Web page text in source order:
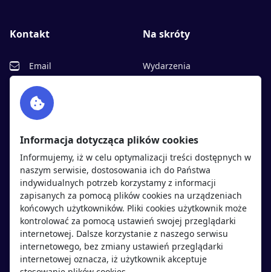
Kontakt
Email
Facebook
Twitter
Na skróty
Wydarzenia
Polityka cookies
Polityka prywatności
Kandydaci
Regulamin kandydata
Oferty pracy
Pracodawcy
Pracodawcy
Regulamin pracodawcy
Dodaj ogłoszenie
Informacja dotycząca plików cookies
Informujemy, iż w celu optymalizacji treści dostępnych w
naszym serwisie, dostosowania ich do Państwa
indywidualnych potrzeb korzystamy z informacji
zapisanych za pomocą plików cookies na urządzeniach
końcowych użytkowników. Pliki cookies użytkownik może
kontrolować za pomocą ustawień swojej przeglądarki
internetowej. Dalsze korzystanie z naszego serwisu
internetowego, bez zmiany ustawień przeglądarki
internetowej oznacza, iż użytkownik akceptuje